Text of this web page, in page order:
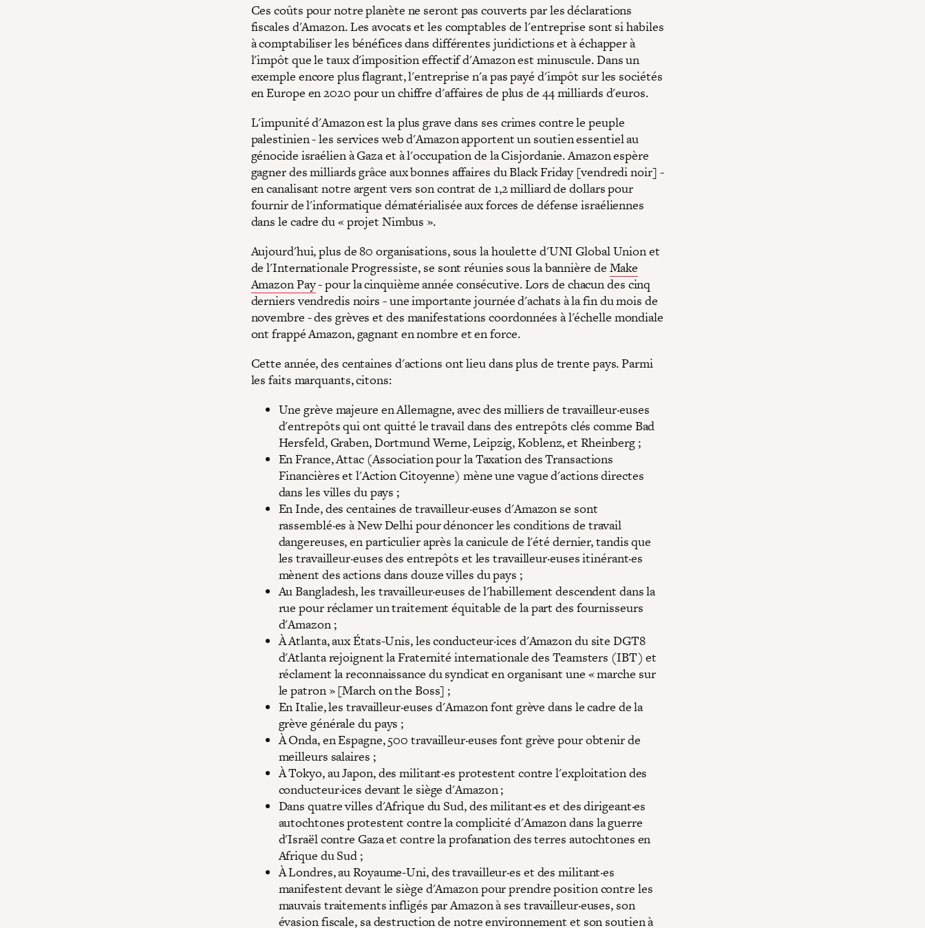
Ces coûts pour notre planète ne seront pas couverts par les déclarations
fiscales d'Amazon. Les avocats et les comptables de l'entreprise sont si habiles
à comptabiliser les bénéfices dans différentes juridictions et à échapper à
l'impôt que le taux d'imposition effectif d'Amazon est minuscule. Dans un
exemple encore plus flagrant, l'entreprise n'a pas payé d'impôt sur les sociétés
en Europe en 2020 pour un chiffre d'affaires de plus de 44 milliards d'euros.
L'impunité d'Amazon est la plus grave dans ses crimes contre le peuple
palestinien - les services web d'Amazon apportent un soutien essentiel au
génocide israélien à Gaza et à l'occupation de la Cisjordanie. Amazon espère
gagner des milliards grâce aux bonnes affaires du Black Friday [vendredi noir] -
en canalisant notre argent vers son contrat de 1,2 milliard de dollars pour
fournir de l'informatique dématérialisée aux forces de défense israéliennes
dans le cadre du « projet Nimbus ».
Aujourd'hui, plus de 80 organisations, sous la houlette d'UNI Global Union et
de l'Internationale Progressiste, se sont réunies sous la bannière de Make
Amazon Pay- pour la cinquième année consécutive. Lors de chacun des cinq
derniers vendredis noirs - une importante journée d'achats à la fin du mois de
novembre - des grèves et des manifestations coordonnées à l'échelle mondiale
ont frappé Amazon, gagnant en nombre et en force.
Cette année, des centaines d'actions ont lieu dans plus de trente pays. Parmi
les faits marquants, citons:
Une grève majeure en Allemagne, avec des milliers de travailleur·euses
d'entrepôts qui ont quitté le travail dans des entrepôts clés comme Bad
Hersfeld, Graben, Dortmund Werne, Leipzig, Koblenz, et Rheinberg ;
En France, Attac (Association pour la Taxation des Transactions
Financières et l'Action Citoyenne) mène une vague d'actions directes
dans les villes du pays ;
En Inde, des centaines de travailleur·euses d'Amazon se sont
rassemblé·es à New Delhi pour dénoncer les conditions de travail
dangereuses, en particulier après la canicule de l'été dernier, tandis que
les travailleur·euses des entrepôts et les travailleur·euses itinérant·es
mènent des actions dans douze villes du pays ;
Au Bangladesh, les travailleur·euses de l'habillement descendent dans la
rue pour réclamer un traitement équitable de la part des fournisseurs
d'Amazon ;
À Atlanta, aux États-Unis, les conducteur·ices d'Amazon du site DGT8
d'Atlanta rejoignent la Fraternité internationale des Teamsters (IBT) et
réclament la reconnaissance du syndicat en organisant une « marche sur
le patron » [March on the Boss] ;
En Italie, les travailleur·euses d'Amazon font grève dans le cadre de la
grève générale du pays ;
À Onda, en Espagne, 500 travailleur·euses font grève pour obtenir de
meilleurs salaires ;
À Tokyo, au Japon, des militant·es protestent contre l'exploitation des
conducteur·ices devant le siège d'Amazon ;
Dans quatre villes d'Afrique du Sud, des militant·es et des dirigeant·es
autochtones protestent contre la complicité d'Amazon dans la guerre
d'Israël contre Gaza et contre la profanation des terres autochtones en
Afrique du Sud ;
À Londres, au Royaume-Uni, des travailleur·es et des militant·es
manifestent devant le siège d'Amazon pour prendre position contre les
mauvais traitements infligés par Amazon à ses travailleur·euses, son
évasion fiscale, sa destruction de notre environnement et son soutien à